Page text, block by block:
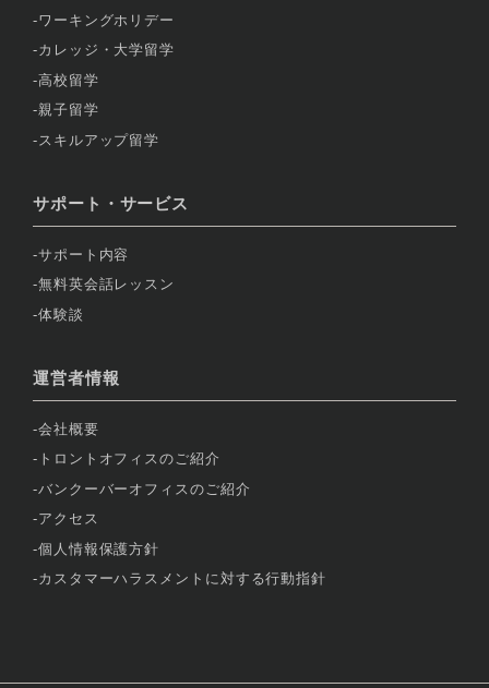
ワーキングホリデー
カレッジ・大学留学
高校留学
親子留学
スキルアップ留学
サポート・サービス
サポート内容
無料英会話レッスン
体験談
運営者情報
会社概要
トロントオフィスのご紹介
バンクーバーオフィスのご紹介
アクセス
個人情報保護方針
カスタマーハラスメントに対する行動指針